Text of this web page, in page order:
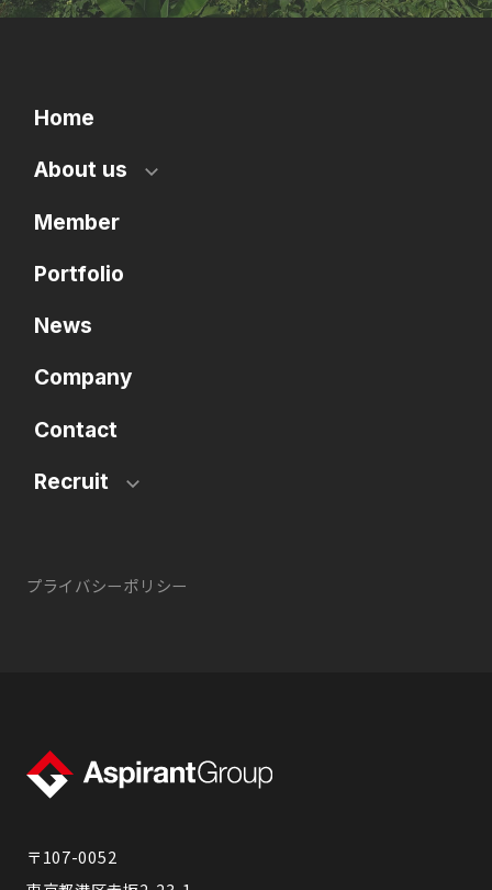
Home
About us
Member
Portfolio
News
Company
Contact
Recruit
プライバシーポリシー
〒107-0052